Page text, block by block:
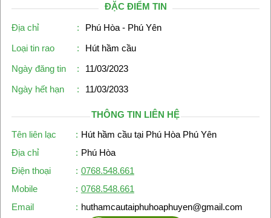
ĐẶC ĐIỂM TIN
Địa chỉ :
Phú Hòa - Phú Yên
Loại tin rao
:
Hút hầm cầu
Ngày đăng tin
:
11/03/2023
Ngày hết hạn
: 11/03/2033
THÔNG TIN LIÊN HỆ
Tên liên lạc
: Hút hầm cầu tại Phú Hòa Phú Yên
Địa chỉ
: Phú Hòa
Điện thoại
: 0768.548.661
Mobile
: 0768.548.661
Email
: huthamcautaiphuhoaphuyen@gmail.com